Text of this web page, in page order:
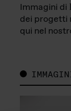
Immagini di
dei progetti
qui nel